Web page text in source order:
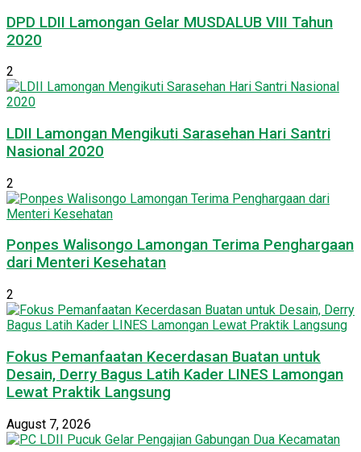
DPD LDII Lamongan Gelar MUSDALUB VIII Tahun
2020
2
LDII Lamongan Mengikuti Sarasehan Hari Santri
Nasional 2020
2
Ponpes Walisongo Lamongan Terima Penghargaan
dari Menteri Kesehatan
2
Fokus Pemanfaatan Kecerdasan Buatan untuk
Desain, Derry Bagus Latih Kader LINES Lamongan
Lewat Praktik Langsung
August 7, 2026